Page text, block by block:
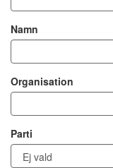
Namn
Organisation
Parti